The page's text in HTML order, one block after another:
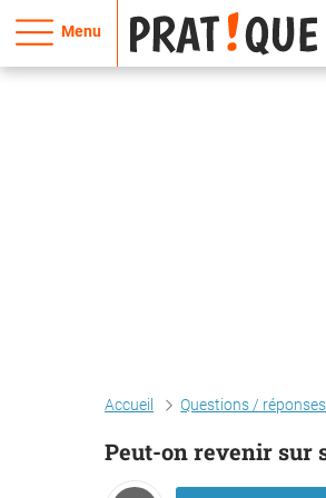
Menu
Accueil Questions / réponses
Peut-on revenir sur